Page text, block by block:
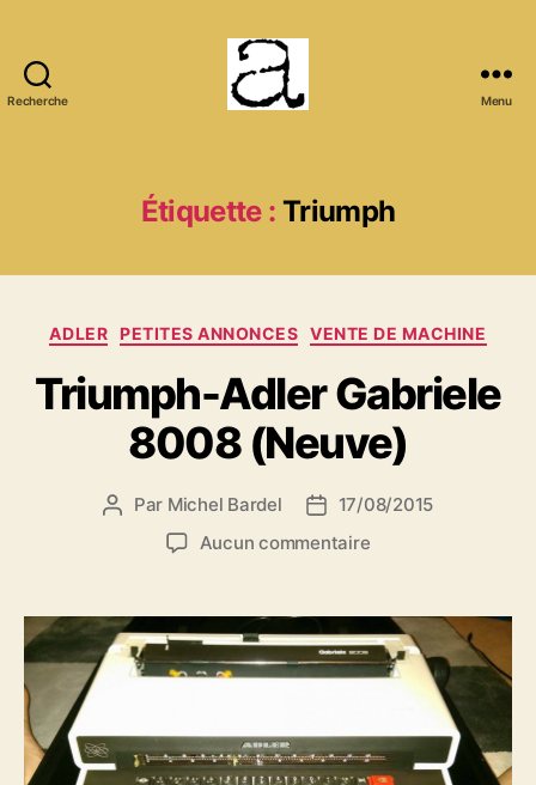
Recherche Menu
Étiquette : Triumph
Catégories
ADLER PETITES ANNONCES VENTE DE MACHINE
Triumph-Adler Gabriele
8008 (Neuve)
Auteur
l’article
Par Michel Bardel
Date17/08/2015
Aucun commentairesur
Gabriele
8008
(Neuve)